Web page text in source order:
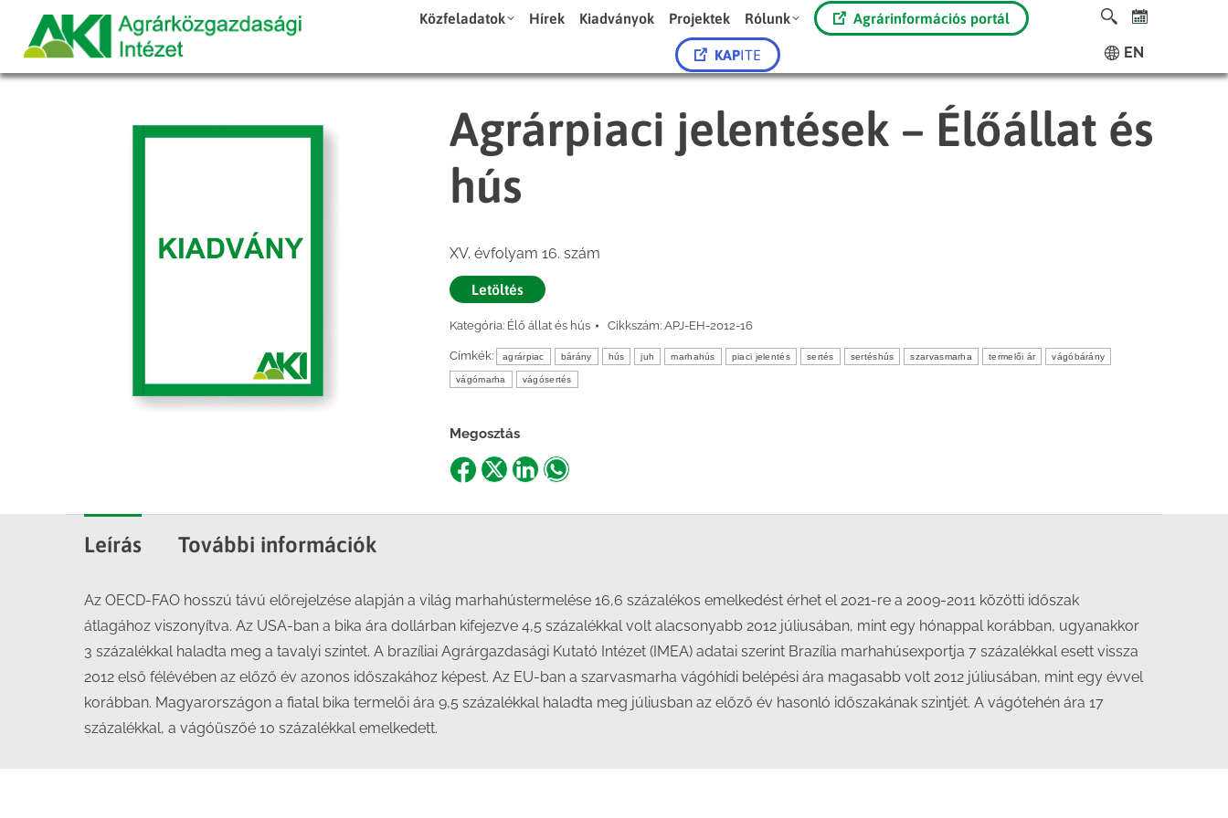
Közfeladatok Hírek Kiadványok Projektek Rólunk Agrárinformációs portál
KAPITE EN
Agrárpiaci jelentések – Élőállat és
hús
XV. évfolyam 16. szám
Letöltés
Kategória: Élő állat és hús Cikkszám: APJ-EH-2012-16
Címkék: agrárpiac bárány hús juh marhahús piaci jelentés sertés sertéshús szarvasmarha termelői ár vágóbárány
vágómarha vágósertés
Megosztás
ShareShareShareShare
Leírás További információk
Az OECD-FAO hosszú távú előrejelzése alapján a világ marhahústermelése 16,6 százalékos emelkedést érhet el 2021-re a 2009-2011 közötti időszak
átlagához viszonyítva. Az USA-ban a bika ára dollárban kifejezve 4,5 százalékkal volt alacsonyabb 2012 júliusában, mint egy hónappal korábban, ugyanakkor
3 százalékkal haladta meg a tavalyi szintet. A brazíliai Agrárgazdasági Kutató Intézet (IMEA) adatai szerint Brazília marhahúsexportja 7 százalékkal esett vissza
2012 első félévében az előző év azonos időszakához képest. Az EU-ban a szarvasmarha vágóhídi belépési ára magasabb volt 2012 júliusában, mint egy évvel
korábban. Magyarországon a fiatal bika termelői ára 9,5 százalékkal haladta meg júliusban az előző év hasonló időszakának szintjét. A vágótehén ára 17
százalékkal, a vágóüszőé 10 százalékkal emelkedett.